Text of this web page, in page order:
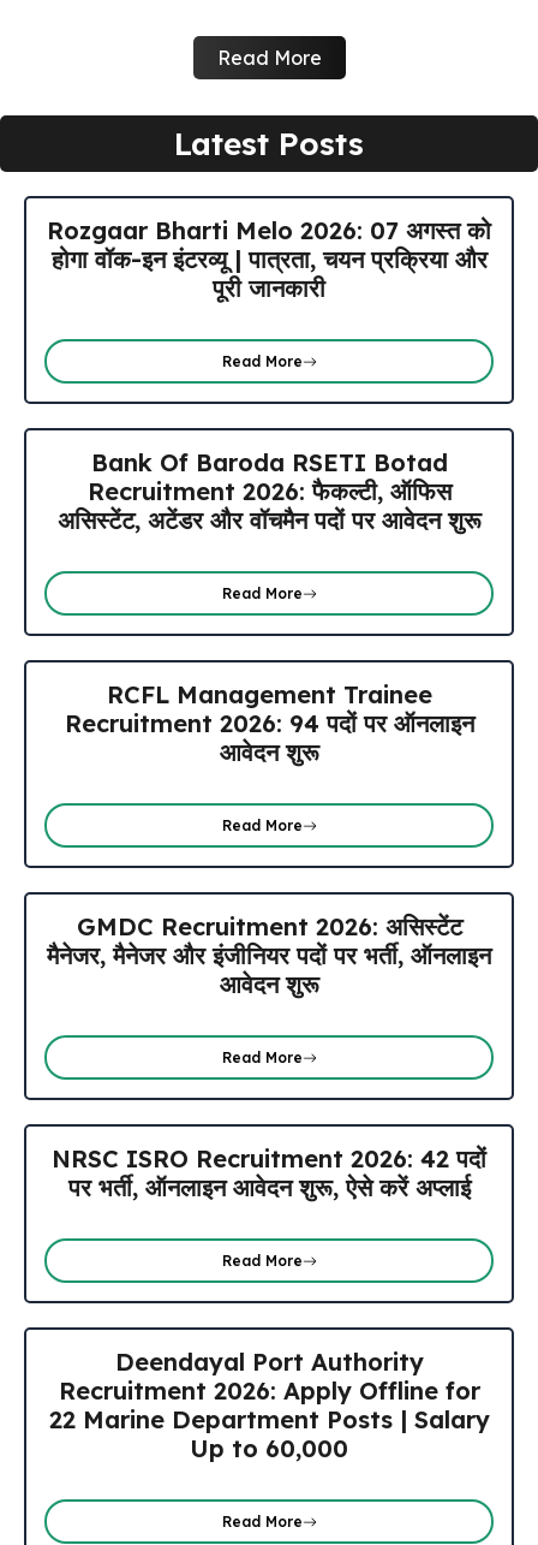
Read More
Latest Posts
Rozgaar Bharti Melo 2026: 07 अगस्त को
होगा वॉक-इन इंटरव्यू | पात्रता, चयन प्रक्रिया और
पूरी जानकारी
Read More
Bank Of Baroda RSETI Botad
Recruitment 2026: फैकल्टी, ऑफिस
असिस्टेंट, अटेंडर और वॉचमैन पदों पर आवेदन शुरू
Read More
RCFL Management Trainee
Recruitment 2026: 94 पदों पर ऑनलाइन
आवेदन शुरू
Read More
GMDC Recruitment 2026: असिस्टेंट
मैनेजर, मैनेजर और इंजीनियर पदों पर भर्ती, ऑनलाइन
आवेदन शुरू
Read More
NRSC ISRO Recruitment 2026: 42 पदों
पर भर्ती, ऑनलाइन आवेदन शुरू, ऐसे करें अप्लाई
Read More
Deendayal Port Authority
Recruitment 2026: Apply Offline for
22 Marine Department Posts | Salary
Up to ₹60,000
Read More